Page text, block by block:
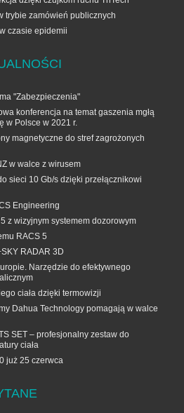
trybie zamówień publicznych
czasie epidemii
"Zabezpieczenia"
konferencja na temat gaszenia mgłą
w Polsce w 2021 r.
magnetyczne do stref zagrożonych
w walce z wirusem
sieci 10 Gb/s dzięki przełącznikowi
Engineering
z wizyjnym systemem dozorowym
RACS 5
RADAR 3D
Narzędzie do efektywnego
ciała dzięki termowizji
Dahua Technology pomagają w walce
SET – profesjonalny zestaw do
ciała
już 25 czerwca